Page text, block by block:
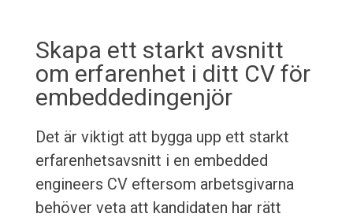
Skapa ett starkt avsnitt
om erfarenhet i ditt CV för
embeddedingenjör
Det är viktigt att bygga upp ett starkt
erfarenhetsavsnitt i en embedded
engineers CV eftersom arbetsgivarna
behöver veta att kandidaten har rätt